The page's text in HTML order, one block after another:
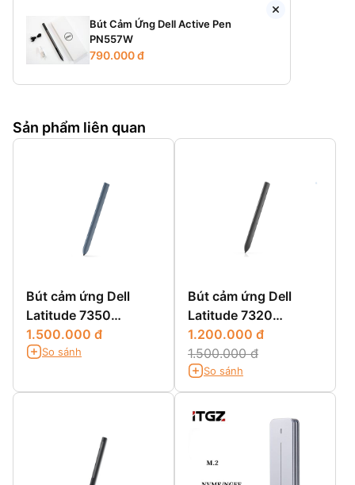
Bút Cảm Ứng Dell Active Pen
PN557W
790.000 đ
Sản phẩm liên quan
Bút cảm ứng Dell
Latitude 7350
Detachable - Active
Pen PN7350A
1.500.000 đ
So sánh
Bút cảm ứng Dell
Latitude 7320
Detachable - Active
Pen PN7320A
1.200.000 đ
1.500.000 đ
So sánh